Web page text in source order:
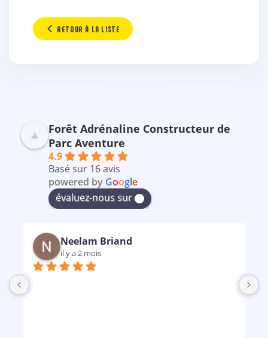
RETOUR À LA LISTE
Forêt Adrénaline Constructeur de
Parc Aventure
4.9
Basé sur 16 avis
powered by Google
évaluez-nous sur
Neelam Briand
il y a 2 mois